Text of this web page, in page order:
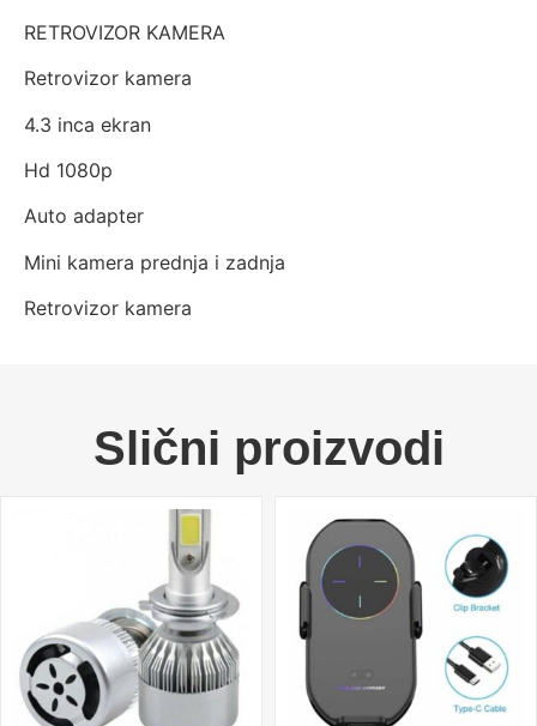
RETROVIZOR KAMERA
Retrovizor kamera
4.3 inca ekran
Hd 1080p
Auto adapter
Mini kamera prednja i zadnja
Retrovizor kamera
Slični proizvodi